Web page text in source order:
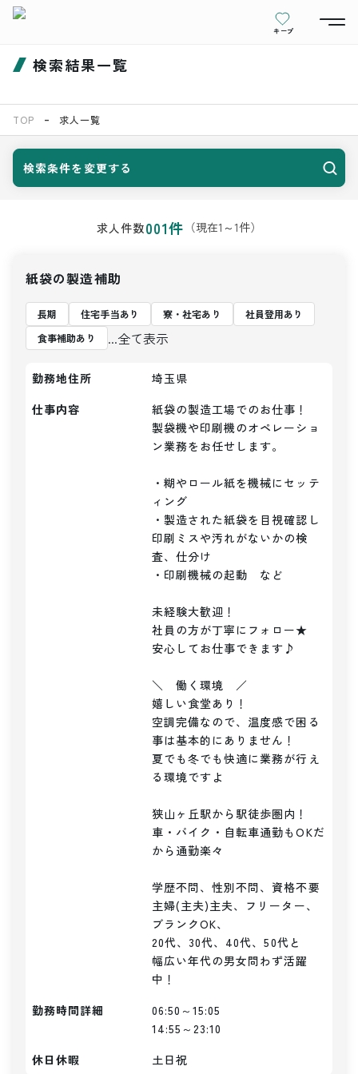
キープ
検索結果一覧
TOP 求人一覧
検索条件を変更する
求人件数001件 （現在1 ～1件）
紙袋の製造補助
長期 住宅手当あり 寮・社宅あり
社員登用あり
食事補助あり
...全て表示
勤務地住所
埼玉県
仕事内容
紙袋の製造工場でのお仕事！
製袋機や印刷機のオペレーショ
ン業務をお任せします。
・糊やロール紙を機械にセッテ
ィング
・製造された紙袋を目視確認し
印刷ミスや汚れがないかの検
査、仕分け
・印刷機械の起動　など
未経験大歓迎！
社員の方が丁寧にフォロー★
安心してお仕事できます♪
＼　働く環境　／
嬉しい食堂あり！
空調完備なので、温度感で困る
事は基本的にありません！
夏でも冬でも快適に業務が行え
る環境ですよ
狭山ヶ丘駅から駅徒歩圏内！
車・バイク・自転車通勤もOKだ
から通勤楽々
学歴不問、性別不問、資格不要
主婦(主夫)主夫、フリーター、
ブランクOK、
20代、30代、40代、50代と
幅広い年代の男女問わず活躍
中！
勤務時間詳細
06:50～15:05
14:55～23:10
休日休暇
土日祝